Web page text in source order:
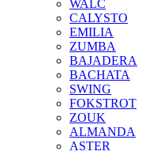
WALC
CALYSTO
EMILIA
ZUMBA
BAJADERA
BACHATA
SWING
FOKSTROT
ZOUK
ALMANDA
ASTER